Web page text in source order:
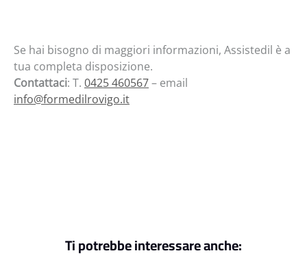
Se hai bisogno di maggiori informazioni, Assistedil è a
tua completa disposizione.
Contattaci: T. 0425 460567– email
info@formedilrovigo.it
Ti potrebbe interessare anche: